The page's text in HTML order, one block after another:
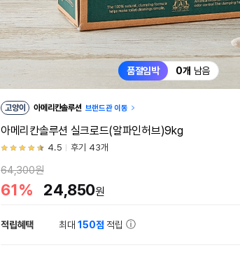
품절임박 0개 남음
고양이 아메리칸솔루션 브랜드관 이동
아메리칸솔루션 실크로드(알파인허브)9kg
4.5 후기 43개
64,300원
61% 24,850원
적립혜택 최대150점 적립